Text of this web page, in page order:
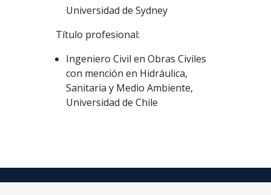
Universidad de Sydney
Título profesional:
Ingeniero Civil en Obras Civiles
con mención en Hidráulica,
Sanitaria y Medio Ambiente,
Universidad de Chile